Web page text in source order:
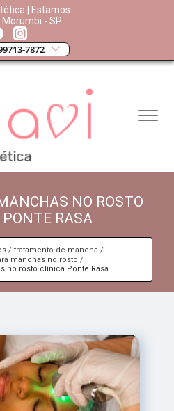
| Estamos
- SP
7872
NO ROSTO
RASA
tratamento de mancha
manchas no rosto
no rosto clínica Ponte Rasa